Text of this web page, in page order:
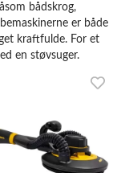
bådskrog,
er både
kraftfulde. For et
en støvsuger.